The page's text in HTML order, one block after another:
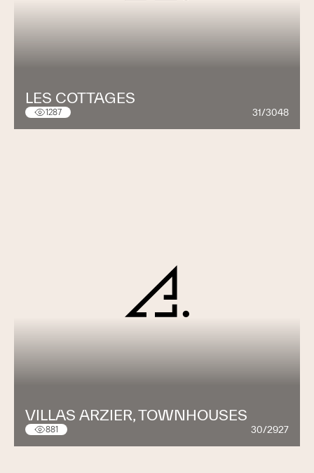
LES COTTAGES
1287 31/3048
VILLAS ARZIER, TOWNHOUSES
881 30/2927